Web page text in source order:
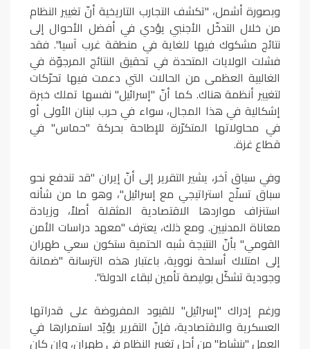
وبصورة أشمل، "تكشف التجارب التاريخية أنّ تغيير النظام
من خلال التدخّل الأجنبي يؤدي في أفضل الأحوال إلى
نتائج مشكوك فيها للغاية في منطقة غرب آسيا". فقد
فشلت الولايات المتحدة في تحقيق النتائج المرجوّة في
الغالبية العظمى من الحالات التي دعمت فيها تحرّكات
لتغيير أنظمة هناك. كما أنّ "إسرائيل" نفسها تملك خبرة
إشكالية في هذا المجال، سواء في حرب لبنان الأولى أو
في محاولاتها المتكرّرة للإطاحة بحركة "حماس" في
قطاع غزة.
وفي سياق آخر، يشير التقرير إلى أنّ إيران "قد تندفع نحو
سباق تسلّح استراتيجي مع إسرائيل"، وهو ما من شأنه
استنزاف مواردها الاقتصادية المثقلة أصلاً، وزيادة
معاناة المدنيين. ومع ذلك، يعترف "معهد دراسات الأمن
القومي" بأنّ النتيجة شبه الحتمية ستكون سعي طهران
إلى امتلاك أسلحة نووية، باعتبار هذه الترسانة "ضمانة
وجودية تشكّل بوليصة تأمين لبقاء الدولة".
ورغم إدراك "إسرائيل" للقيود المفروضة على قدراتها
العسكرية والاقتصادية، فإنّ التقرير يؤيّد استمرارها في
العمل "بنشاط" من أجل تغيير النظام في طهران، وإن كان